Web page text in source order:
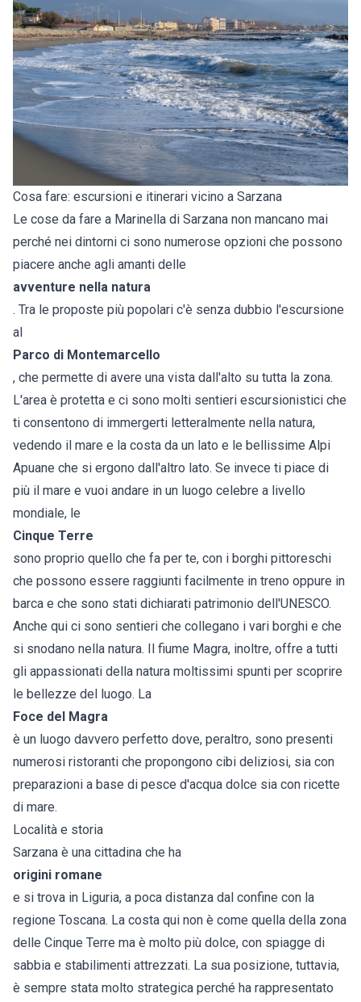
Cosa fare: escursioni e itinerari vicino a Sarzana
Le cose da fare a Marinella di Sarzana non mancano mai
perché nei dintorni ci sono numerose opzioni che possono
piacere anche agli amanti delle
avventure nella natura
. Tra le proposte più popolari c'è senza dubbio l'escursione
al
Parco di Montemarcello
, che permette di avere una vista dall'alto su tutta la zona.
L'area è protetta e ci sono molti sentieri escursionistici che
ti consentono di immergerti letteralmente nella natura,
vedendo il mare e la costa da un lato e le bellissime Alpi
Apuane che si ergono dall'altro lato. Se invece ti piace di
più il mare e vuoi andare in un luogo celebre a livello
mondiale, le
Cinque Terre
sono proprio quello che fa per te, con i borghi pittoreschi
che possono essere raggiunti facilmente in treno oppure in
barca e che sono stati dichiarati patrimonio dell'UNESCO.
Anche qui ci sono sentieri che collegano i vari borghi e che
si snodano nella natura. Il fiume Magra, inoltre, offre a tutti
gli appassionati della natura moltissimi spunti per scoprire
le bellezze del luogo. La
Foce del Magra
è un luogo davvero perfetto dove, peraltro, sono presenti
numerosi ristoranti che propongono cibi deliziosi, sia con
preparazioni a base di pesce d'acqua dolce sia con ricette
di mare.
Località e storia
Sarzana è una cittadina che ha
origini romane
e si trova in Liguria, a poca distanza dal confine con la
regione Toscana. La costa qui non è come quella della zona
delle Cinque Terre ma è molto più dolce, con spiagge di
sabbia e stabilimenti attrezzati. La sua posizione, tuttavia,
è sempre stata molto strategica perché ha rappresentato